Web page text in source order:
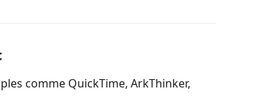
comme QuickTime, ArkThinker,